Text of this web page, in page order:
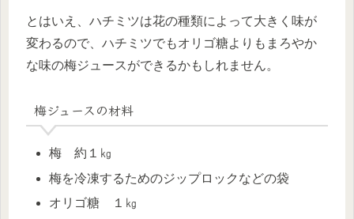
とはいえ、ハチミツは花の種類によって大きく味が
変わるので、ハチミツでもオリゴ糖よりもまろやか
な味の梅ジュースができるかもしれません。
梅ジュースの材料
梅 約１㎏
梅を冷凍するためのジップロックなどの袋
オリゴ糖 １㎏